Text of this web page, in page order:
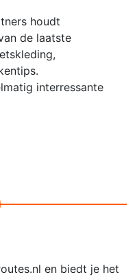
houdt
de laatste
interressante
en biedt je het